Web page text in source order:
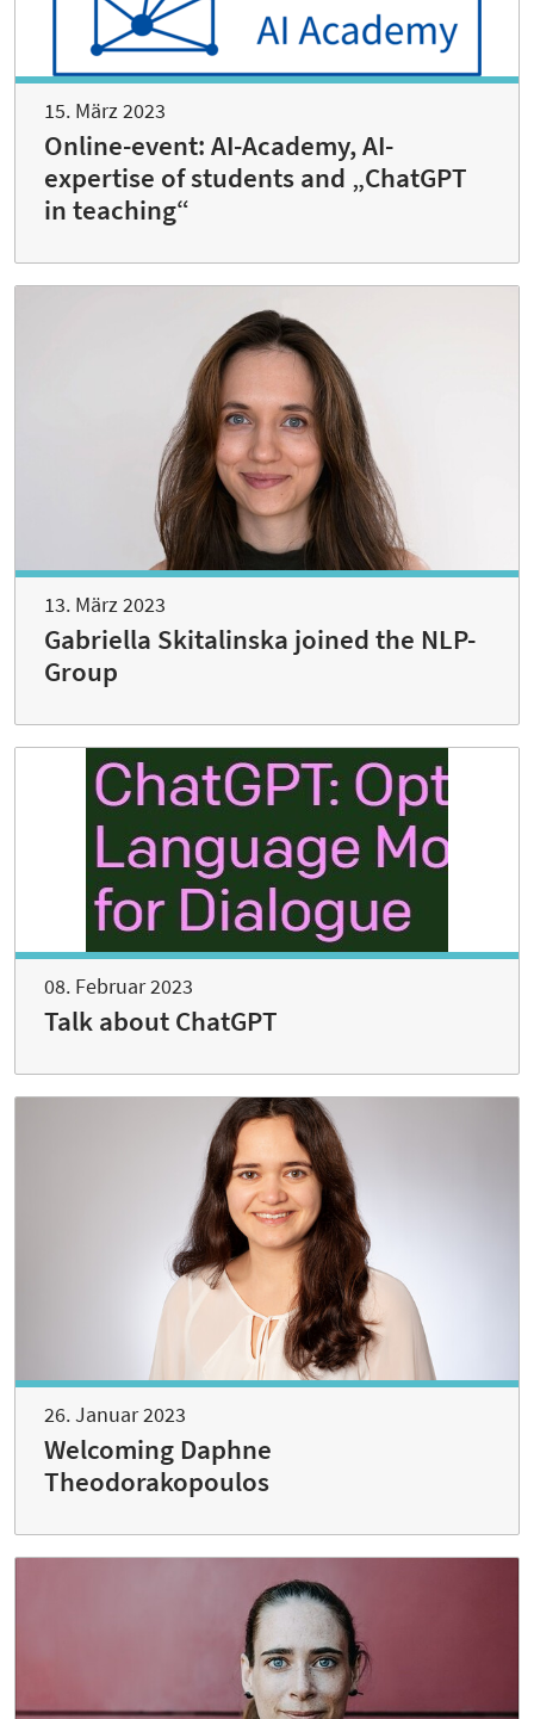
15. März 2023
Online-event: AI-Academy, AI-
expertise of students and „ChatGPT
in teaching“
13. März 2023
Gabriella Skitalinska joined the NLP-
Group
08. Februar 2023
Talk about ChatGPT
26. Januar 2023
Welcoming Daphne
Theodorakopoulos